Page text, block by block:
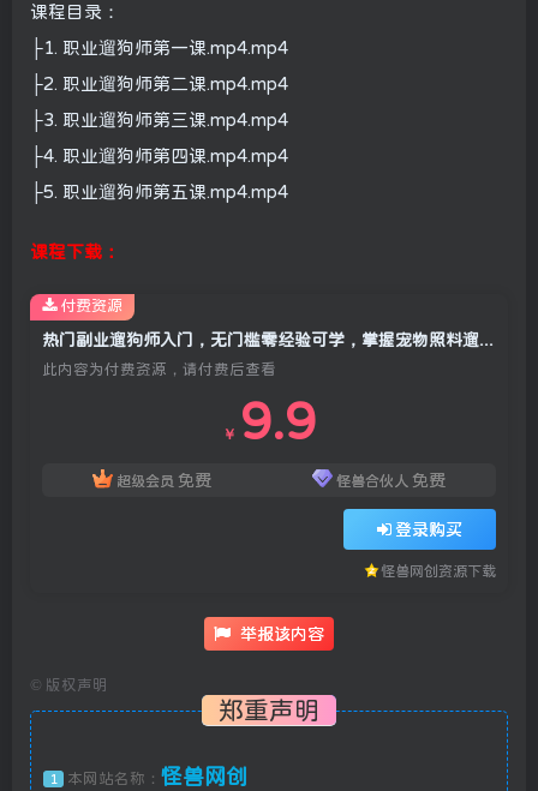
课程目录：
├1. 职业遛狗师第一课.mp4.mp4
├2. 职业遛狗师第二课.mp4.mp4
├3. 职业遛狗师第三课.mp4.mp4
├4. 职业遛狗师第四课.mp4.mp4
├5. 职业遛狗师第五课.mp4.mp4
课程下载：
此内容为付费资源，请付费后查看
￥ 9.9
超级会员 免费 怪兽合伙人 免费
登录购买
怪兽网创资源下载
付费资源
举报该内容
© 版权声明
郑重声明
1 本网站名称： 怪兽网创